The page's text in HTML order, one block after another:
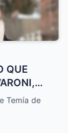
QUE
Temía de